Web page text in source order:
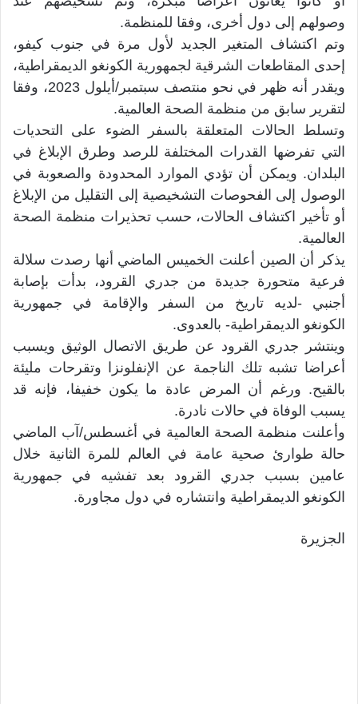
وصولهم إلى دول أخرى، وفقا للمنظمة.
وتم اكتشاف المتغير الجديد لأول مرة في جنوب كيفو،
إحدى المقاطعات الشرقية لجمهورية الكونغو الديمقراطية،
ويقدر أنه ظهر في نحو منتصف سبتمبر/أيلول 2023، وفقا
لتقرير سابق من منظمة الصحة العالمية.
وتسلط الحالات المتعلقة بالسفر الضوء على التحديات
التي تفرضها القدرات المختلفة للرصد وطرق الإبلاغ في
البلدان. ويمكن أن تؤدي الموارد المحدودة والصعوبة في
الوصول إلى الفحوصات التشخيصية إلى التقليل من الإبلاغ
أو تأخير اكتشاف الحالات، حسب تحذيرات منظمة الصحة
العالمية.
يذكر أن الصين أعلنت الخميس الماضي أنها رصدت سلالة
فرعية متحورة جديدة من جدري القرود، بدأت بإصابة
أجنبي -لديه تاريخ من السفر والإقامة في جمهورية
الكونغو الديمقراطية- بالعدوى.
وينتشر جدري القرود عن طريق الاتصال الوثيق ويسبب
أعراضا تشبه تلك الناجمة عن الإنفلونزا وتقرحات مليئة
بالقيح. ورغم أن المرض عادة ما يكون خفيفا، فإنه قد
يسبب الوفاة في حالات نادرة.
وأعلنت منظمة الصحة العالمية في أغسطس/آب الماضي
حالة طوارئ صحية عامة في العالم للمرة الثانية خلال
عامين بسبب جدري القرود بعد تفشيه في جمهورية
الكونغو الديمقراطية وانتشاره في دول مجاورة.
الجزيرة